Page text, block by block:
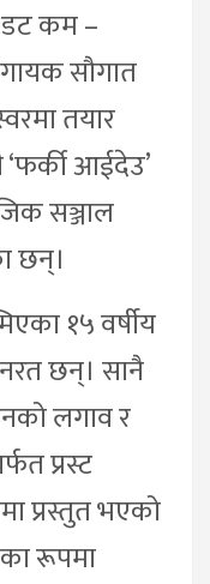
कम –
सौगात
तयार
आईदेउ’
सञ्जाल
छन्।
१५ वर्षीय
छन्। सानै
लगाव र
प्रस्ट
प्रस्तुत भएको
रूपमा